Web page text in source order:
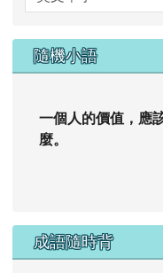
隨機小語
一個人的價值，應
麼。
成語隨時背